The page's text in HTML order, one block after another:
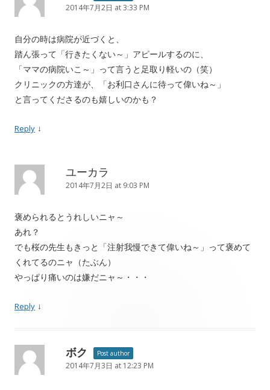
2014年7月2日 at 3:33 PM
自分の時は病院が近づくと、
踏ん張って「行きたくない～」アピールするのに、
「ママの病院いこ～」って言うと足取り軽いの（笑）
クリニックの方達が、「お利口さんに待って偉いね～」
と言ってくださるのも嬉しいのかも？
Reply ↓
ユーカラ
2014年7月2日 at 9:03 PM
褒められるとうれしいニャ～
あれ？
でも桜の先生もきっと「注射我慢できて偉いね～」って褒めて
くれてるのニャ（たぶん）
やっぱり痛いのは嫌だニャ～・・・
Reply ↓
ボク Post author
2014年7月3日 at 12:23 PM